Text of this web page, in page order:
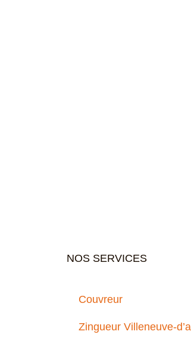
NOS SERVICES
Couvreur
Zingueur Villeneuve-